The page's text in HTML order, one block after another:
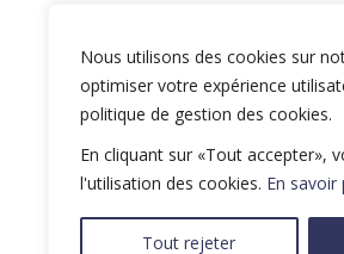
Nous utilisons des cookies sur
optimiser votre expérience
politique de gestion des cookies.
En cliquant sur «Tout accepter»,
l'utilisation des cookies. En savoir
Tout rejeter